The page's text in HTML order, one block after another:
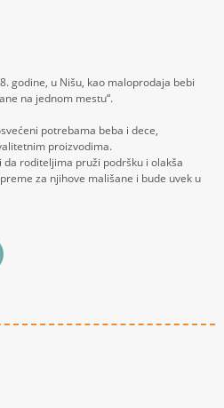
godine, u Nišu, kao maloprodaja bebi
na jednom mestu“.
potrebama beba i dece,
proizvodima.
roditeljima pruži podršku i olakša
za njihove mališane i bude uvek u